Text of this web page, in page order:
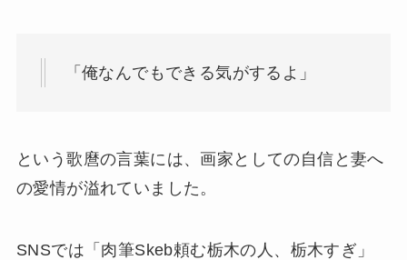
「俺なんでもできる気がするよ」
という歌麿の言葉には、画家としての自信と妻へ
の愛情が溢れていました。
SNSでは「肉筆Skeb頼む栃木の人、栃木すぎ」